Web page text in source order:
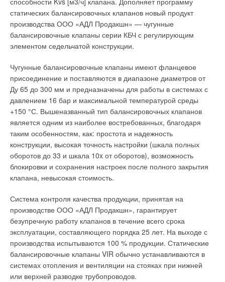
статических балансировочных клапанов новый продукт
производства ООО «АДЛ Продакшн» — чугунные
балансировочные клапаны серии КБЧ с регулирующим
элементом седельчатой конструкции.
Чугунные балансировочные клапаны имеют фланцевое
присоединение и поставляются в диапазоне диаметров от
Ду 65 до 300 мм и предназначены для работы в системах с
давлением 16 бар и максимальной температурой среды
+150 °С. Вышеназванный тип балансировочных клапанов
является одним из наиболее востребованных, благодаря
таким особенностям, как: простота и надежность
конструкции, высокая точность настройки (шкала полных
оборотов до 33 и шкала 10x от оборотов), возможность
блокировки и сохранения настроек после полного закрытия
клапана, невысокая стоимость.
Система контроля качества продукции, принятая на
производстве ООО «АДЛ Продакшн», гарантирует
безупречную работу клапанов в течение всего срока
эксплуатации, составляющего порядка 25 лет. На выходе с
производства испытываются 100 % продукции. Статические
балансировочные клапаны VIR обычно устанавливаются в
системах отопления и вентиляции на стояках при нижней
или верхней разводке трубопроводов.
непосредственно в помещении, против необходимости
выделять отдельное помещение для наборной вентиляции.
Более высокая эффективность, т.к. все составные элементы
подбираются в процессе проектирования с учетом их
совместной работы. Небольшие внешние размеры.
затрат.
Составные компоненты системы вентиляции
Элементы, из которых собирается вентиляционная система,
зависят от ее вида. Самое сложное устройство приточные
искусственные вентиляционные системы. Если
рассматривать состав системы по ходу перемещения
воздуха, то можно выделить следующие компоненты:
Воздухозаборная решетка
Наружный воздух поступает в систему через
вентиляционную решетку, имеющую вид круга или
прямоугольника. Воздухозаборная решетка играет не только
декоративную роль, они служат, прежде всего защитным
устройством для предотвращения попадания в систему
инородных предметов.
Воздушный клапан